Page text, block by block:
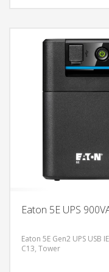
Eaton 5E UPS
Eaton 5E Gen2 UPS USB
C13, Tower